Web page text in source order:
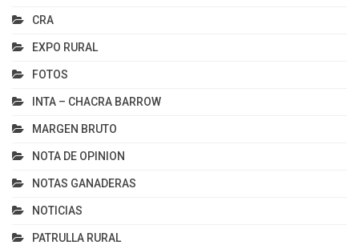
CRA
EXPO RURAL
FOTOS
INTA – CHACRA BARROW
MARGEN BRUTO
NOTA DE OPINION
NOTAS GANADERAS
NOTICIAS
PATRULLA RURAL